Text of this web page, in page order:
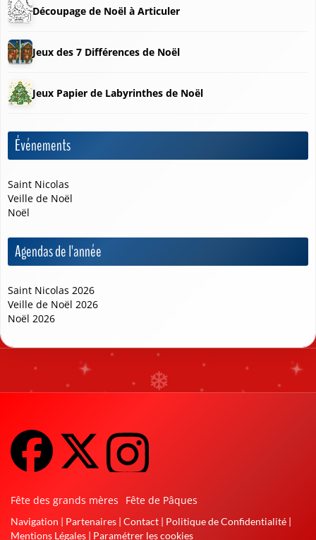
Découpage de Noël à Articuler
Jeux des 7 Différences de Noël
Jeux Papier de Labyrinthes de Noël
Événements
Saint Nicolas
Veille de Noël
Noël
Agendas de l'année
Saint Nicolas 2026
Veille de Noël 2026
Noël 2026
Fête des grands mères Fête de Pâques
Navigation | Partenaires | Contact | Politique de Confidentialité |
Mentions Légales | Paramétrer les cookies